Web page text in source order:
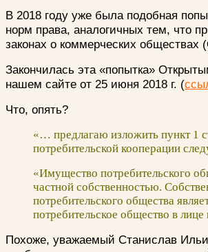
В 2018 году уже была подобная
норм права, аналогичных тем, что
законах о коммерческих
Закончилась эта «попытка»
нашем сайте от 25 июня 2018 г. (
Что, опять?
«… предлагаю изложить пункт 1
потребительской кооперации
«Имущество потребительского
частной собственностью.
потребительского общества
потребительское общество в
Похоже, уважаемый Станислав